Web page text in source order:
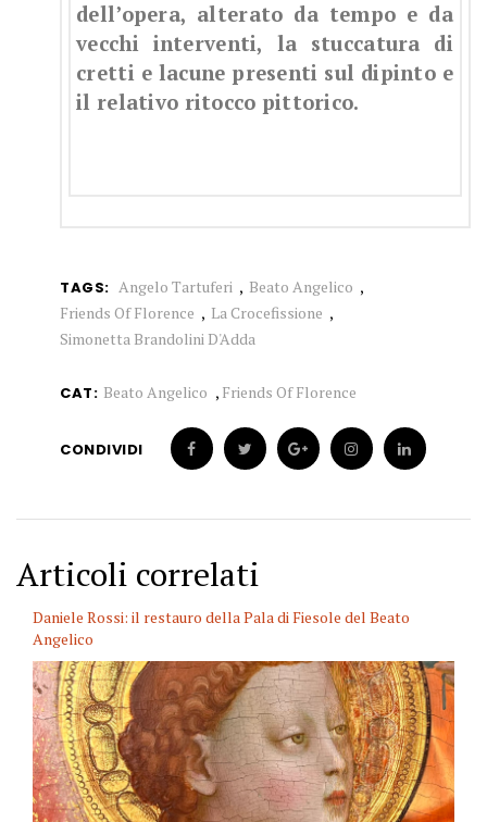
dell’opera, alterato da tempo e da
vecchi interventi, la stuccatura di
cretti e lacune presenti sul dipinto e
il relativo ritocco pittorico.
TAGS: Angelo Tartuferi
Beato Angelico
Friends Of Florence
La Crocefissione
Simonetta Brandolini D'Adda
CAT: Beato Angelico , Friends Of Florence
CONDIVIDI
Articoli correlati
Daniele Rossi: il restauro della Pala di Fiesole del Beato
Angelico